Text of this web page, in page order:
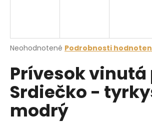
Priemerné
produktu
je
0,0
z
5
hviezdičiek.
Neohodnotené Podrobnosti
Prívesok vinutá
Srdiečko -
modrý
s
ť
?